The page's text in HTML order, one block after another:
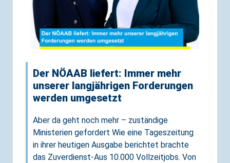
Der NÖAAB liefert: Immer mehr
unserer langjährigen Forderungen
werden umgesetzt
Aber da geht noch mehr – zuständige
Ministerien gefordert Wie eine Tageszeitung
in ihrer heutigen Ausgabe berichtet brachte
das Zuverdienst-Aus 10.000 Vollzeitjobs. Von